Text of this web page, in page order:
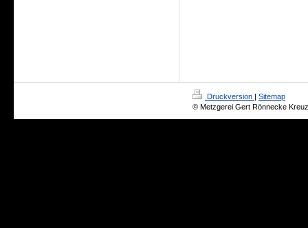
Druckversion | Sitemap
© Metzgerei Gert Rönnecke